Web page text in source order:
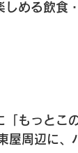
める飲食
もっとこ
屋周辺に、